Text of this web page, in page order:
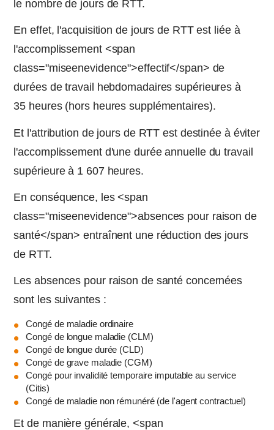
le nombre de jours de RTT.
En effet, l'acquisition de jours de RTT est liée à
l'accomplissement <span
class="miseenevidence">effectif</span> de
durées de travail hebdomadaires supérieures à
35 heures (hors heures supplémentaires).
Et l'attribution de jours de RTT est destinée à éviter
l'accomplissement d'une durée annuelle du travail
supérieure à 1 607 heures.
En conséquence, les <span
class="miseenevidence">absences pour raison de
santé</span> entraînent une réduction des jours
de RTT.
Les absences pour raison de santé concernées
sont les suivantes :
Congé de maladie ordinaire
Congé de longue maladie (CLM)
Congé de longue durée (CLD)
Congé de grave maladie (CGM)
Congé pour invalidité temporaire imputable au service
(Citis)
Congé de maladie non rémunéré (de l'agent contractuel)
Et de manière générale, <span